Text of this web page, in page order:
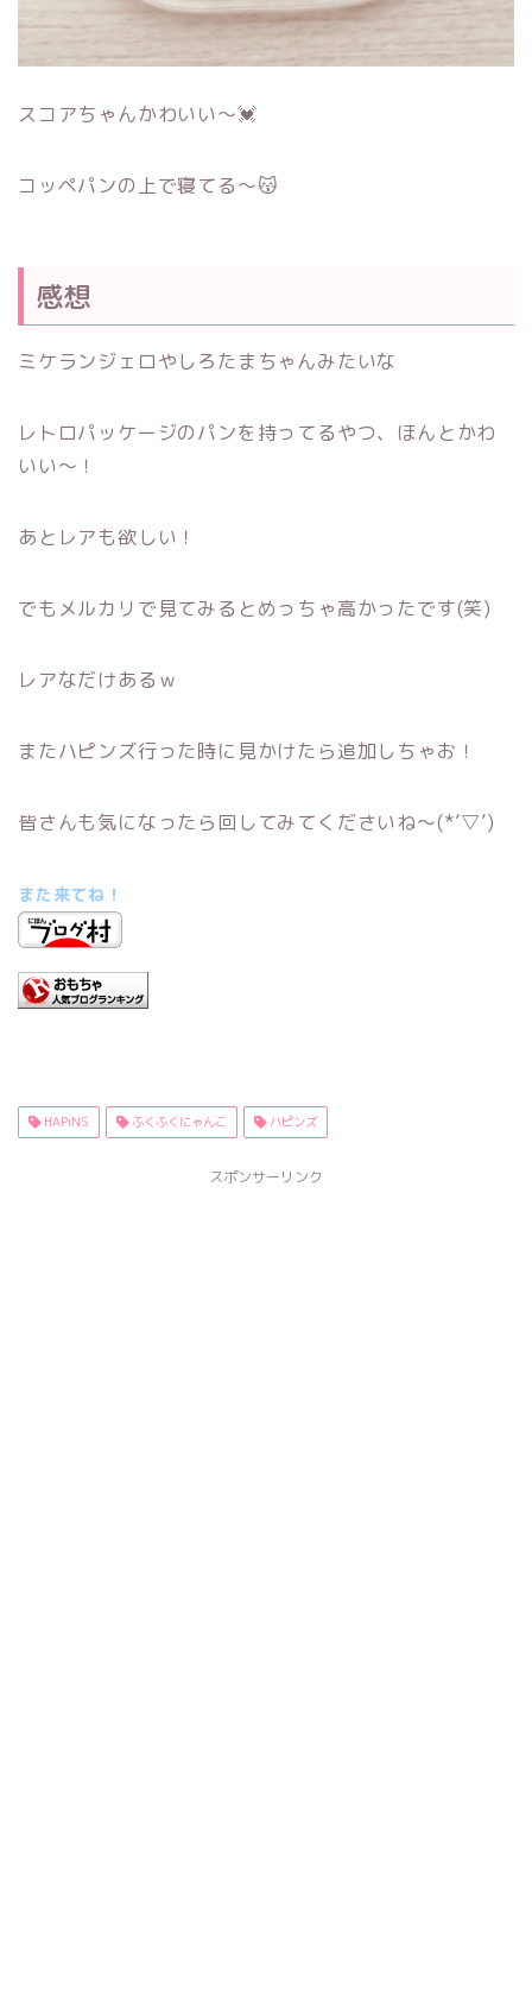
スコアちゃんかわいい～💓
コッペパンの上で寝てる～😽
感想
ミケランジェロやしろたまちゃんみたいな
レトロパッケージのパンを持ってるやつ、ほんとかわ
いい～！
あとレアも欲しい！
でもメルカリで見てみるとめっちゃ高かったです(笑)
レアなだけあるｗ
またハピンズ行った時に見かけたら追加しちゃお！
皆さんも気になったら回してみてくださいね～(*’▽’)
また来てね！
HAPiNS ふくふくにゃんこ ハピンズ
スポンサーリンク